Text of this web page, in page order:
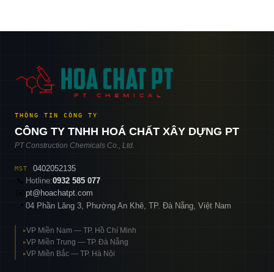
THÔNG TIN CÔNG TY
CÔNG TY TNHH HOÁ CHẤT XÂY DỰNG PT
PT Construction Chemicals Co., Ltd.
MST
0402052135
📞 Hotline:0932 585 077
pt@hoachatpt.com
📍 04 Phần Lăng 3, Phường An Khê, TP. Đà Nẵng, Việt Nam
▸VP Miền Nam — TP. Hồ Chí Minh
▸VP Miền Trung — TP. Đà Nẵng
▸VP Miền Bắc — TP. Hà Nội